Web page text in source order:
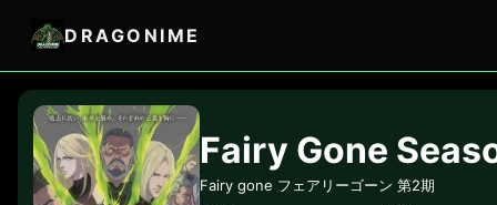
DRAGONIME
Fairy Gone
Fairy gone フェアリーゴーン 第2期